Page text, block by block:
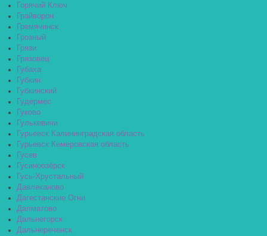
Горячий Ключ
Грайворон
Гремячинск
Грозный
Грязи
Грязовец
Губаха
Губкин
Губкинский
Гудермес
Гуково
Гулькевичи
Гурьевск Калининградская область
Гурьевск Кемеровская область
Гусев
Гусиноозёрск
Гусь-Хрустальный
Давлеканово
Дагестанские Огни
Далматово
Дальнегорск
Дальнереченск